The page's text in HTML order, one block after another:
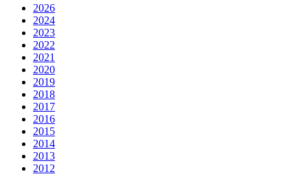
2026
2024
2023
2022
2021
2020
2019
2018
2017
2016
2015
2014
2013
2012